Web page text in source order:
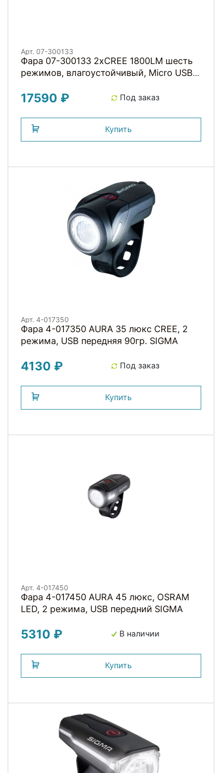
Арт. 07-300133
Фара 07-300133 2xCREE 1800LM шесть
режимов, влагоустойчивый, Micro USB
ЗОЛОТОЙ GACIRON NEW
17590 ₽ Под заказ
Купить
Арт. 4-017350
Фара 4-017350 AURA 35 люкс CREE, 2
режима, USB передняя 90гр. SIGMA
4130 ₽ Под заказ
Купить
Арт. 4-017450
Фара 4-017450 AURA 45 люкс, OSRAM
LED, 2 режима, USB передний SIGMA
5310 ₽ В наличии
Купить